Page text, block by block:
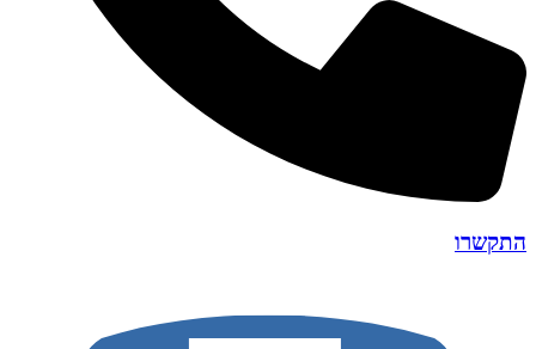
התקשרו